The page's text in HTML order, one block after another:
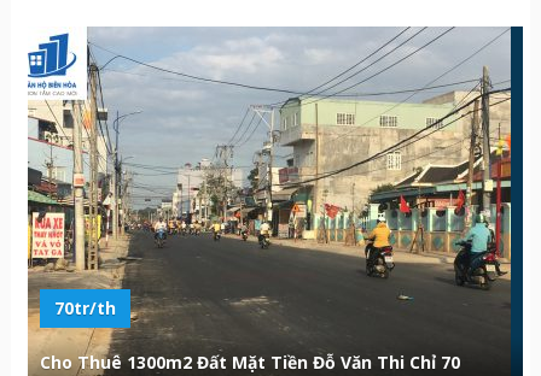
70tr/th
Cho Thuê 1300m2 Đất Mặt Tiền Đỗ Văn Thi Chỉ 70